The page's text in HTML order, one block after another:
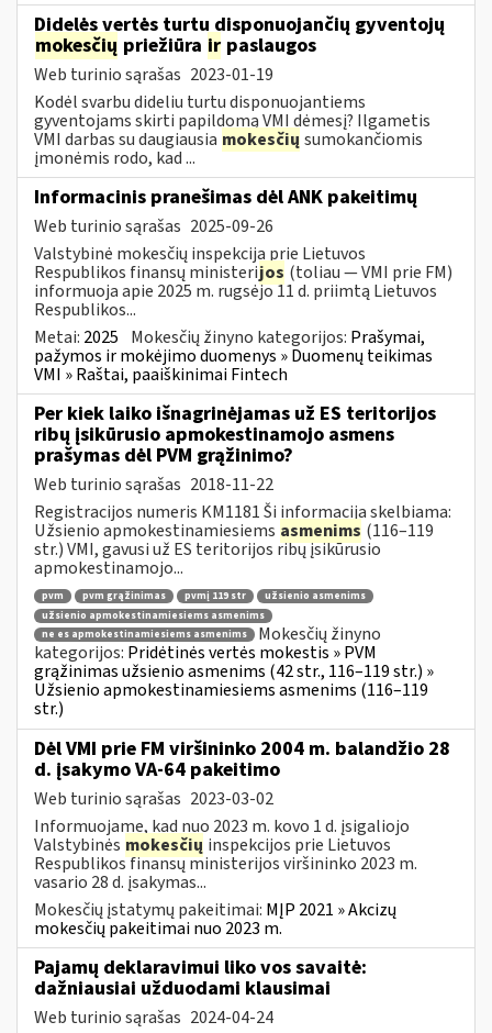
Didelės vertės turtu disponuojančių gyventojų
mokesčių priežiūra ir paslaugos
Web turinio sąrašas 2023-01-19
Kodėl svarbu dideliu turtu disponuojantiems
gyventojams skirti papildomą VMI dėmesį? Ilgametis
VMI darbas su daugiausia mokesčių sumokančiomis
įmonėmis rodo, kad ...
Informacinis pranešimas dėl ANK pakeitimų
Web turinio sąrašas 2025-09-26
Valstybinė mokesčių inspekcija prie Lietuvos
Respublikos finansų ministerijos (toliau — VMI prie FM)
informuoja apie 2025 m. rugsėjo 11 d. priimtą Lietuvos
Respublikos...
Metai: 2025 Mokesčių žinyno kategorijos: Prašymai,
pažymos ir mokėjimo duomenys » Duomenų teikimas
VMI » Raštai, paaiškinimai Fintech
Per kiek laiko išnagrinėjamas už ES teritorijos
ribų įsikūrusio apmokestinamojo asmens
prašymas dėl PVM grąžinimo?
Web turinio sąrašas 2018-11-22
Registracijos numeris KM1181 Ši informacija skelbiama:
Užsienio apmokestinamiesiems asmenims (116–119
str.) VMI, gavusi už ES teritorijos ribų įsikūrusio
apmokestinamojo...
pvm pvm grąžinimas pvmį 119 str
užsienio asmenims
užsienio apmokestinamiesiems asmenims
ne es apmokestinamiesiems asmenims
Mokesčių žinyno
kategorijos: Pridėtinės vertės mokestis » PVM
grąžinimas užsienio asmenims (42 str., 116–119 str.) »
Užsienio apmokestinamiesiems asmenims (116–119
str.)
Dėl VMI prie FM viršininko 2004 m. balandžio 28
d. įsakymo VA-64 pakeitimo
Web turinio sąrašas 2023-03-02
Informuojame, kad nuo 2023 m. kovo 1 d. įsigaliojo
Valstybinės mokesčių inspekcijos prie Lietuvos
Respublikos finansų ministerijos viršininko 2023 m.
vasario 28 d. įsakymas...
Mokesčių įstatymų pakeitimai: MĮP 2021 » Akcizų
mokesčių pakeitimai nuo 2023 m.
Pajamų deklaravimui liko vos savaitė:
dažniausiai užduodami klausimai
Web turinio sąrašas 2024-04-24